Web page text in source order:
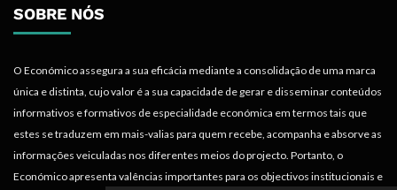
SOBRE NÓS
O Económico assegura a sua eficácia mediante a consolidação de uma marca
única e distinta, cujo valor é a sua capacidade de gerar e disseminar conteúdos
informativos e formativos de especialidade económica em termos tais que
estes se traduzem em mais-valias para quem recebe, acompanha e absorve as
informações veiculadas nos diferentes meios do projecto. Portanto, o
Económico apresenta valências importantes para os objectivos institucionais e